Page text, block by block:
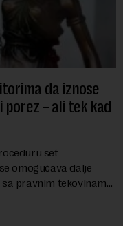
da iznose
– ali tek kad
set
omogućava dalje
pravnim tekovinama